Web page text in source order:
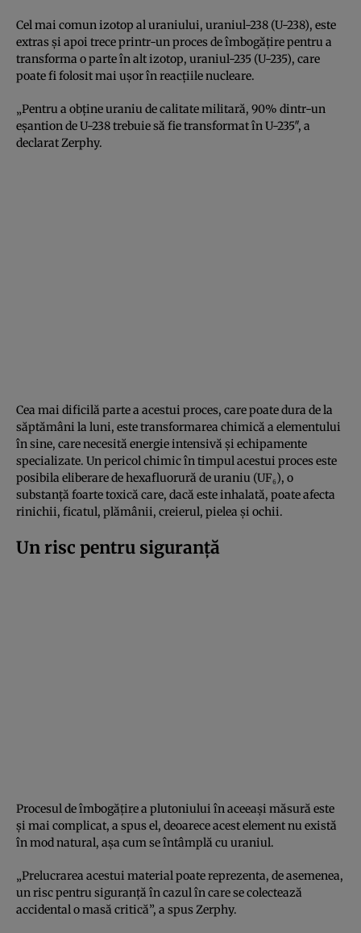
Cel mai comun izotop al uraniului, uraniul-238 (U-238), este
extras și apoi trece printr-un proces de îmbogățire pentru a
transforma o parte în alt izotop, uraniul-235 (U-235), care
poate fi folosit mai ușor în reacțiile nucleare.
„Pentru a obține uraniu de calitate militară, 90% dintr-un
eșantion de U-238 trebuie să fie transformat în U-235″, a
declarat Zerphy.
Cea mai dificilă parte a acestui proces, care poate dura de la
săptămâni la luni, este transformarea chimică a elementului
în sine, care necesită energie intensivă și echipamente
specializate. Un pericol chimic în timpul acestui proces este
posibila eliberare de hexafluorură de uraniu (UF₆), o
substanță foarte toxică care, dacă este inhalată, poate afecta
rinichii, ficatul, plămânii, creierul, pielea și ochii.
Un risc pentru siguranță
Procesul de îmbogățire a plutoniului în aceeași măsură este
și mai complicat, a spus el, deoarece acest element nu există
în mod natural, așa cum se întâmplă cu uraniul.
„Prelucrarea acestui material poate reprezenta, de asemenea,
un risc pentru siguranță în cazul în care se colectează
accidental o masă critică”, a spus Zerphy.